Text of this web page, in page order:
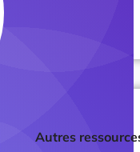
Autres